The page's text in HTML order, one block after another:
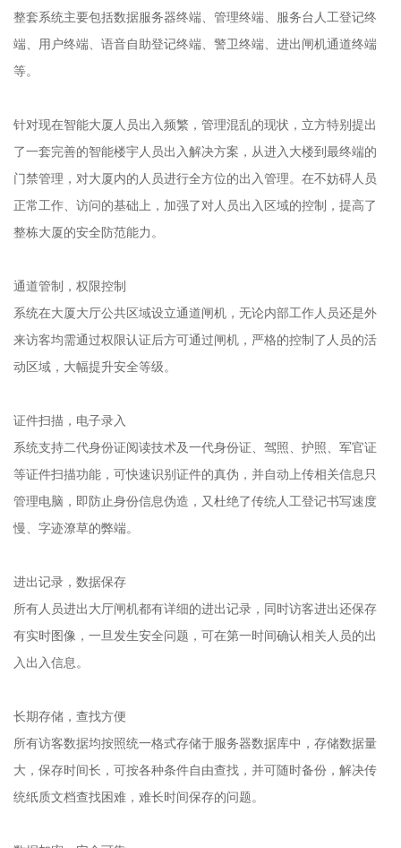
整套系统主要包括数据服务器终端、管理终端、服务台人工登记终
端、用户终端、语音自助登记终端、警卫终端、进出闸机通道终端
等。
针对现在智能大厦人员出入频繁，管理混乱的现状，立方特别提出
了一套完善的智能楼宇人员出入解决方案，从进入大楼到最终端的
门禁管理，对大厦内的人员进行全方位的出入管理。在不妨碍人员
正常工作、访问的基础上，加强了对人员出入区域的控制，提高了
整栋大厦的安全防范能力。
通道管制，权限控制
系统在大厦大厅公共区域设立通道闸机，无论内部工作人员还是外
来访客均需通过权限认证后方可通过闸机，严格的控制了人员的活
动区域，大幅提升安全等级。
证件扫描，电子录入
系统支持二代身份证阅读技术及一代身份证、驾照、护照、军官证
等证件扫描功能，可快速识别证件的真伪，并自动上传相关信息只
管理电脑，即防止身份信息伪造，又杜绝了传统人工登记书写速度
慢、字迹潦草的弊端。
进出记录，数据保存
所有人员进出大厅闸机都有详细的进出记录，同时访客进出还保存
有实时图像，一旦发生安全问题，可在第一时间确认相关人员的出
入出入信息。
长期存储，查找方便
所有访客数据均按照统一格式存储于服务器数据库中，存储数据量
大，保存时间长，可按各种条件自由查找，并可随时备份，解决传
统纸质文档查找困难，难长时间保存的问题。